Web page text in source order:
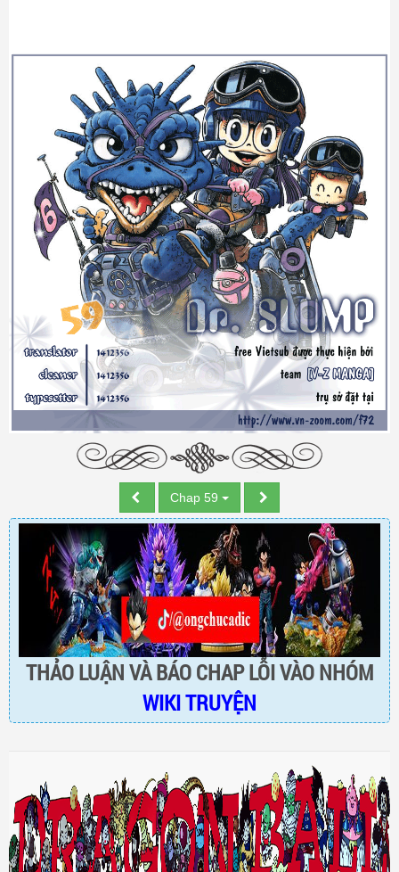
Chap 59
THẢO LUẬN VÀ BÁO CHAP LỖI VÀO NHÓM
WIKI TRUYỆN